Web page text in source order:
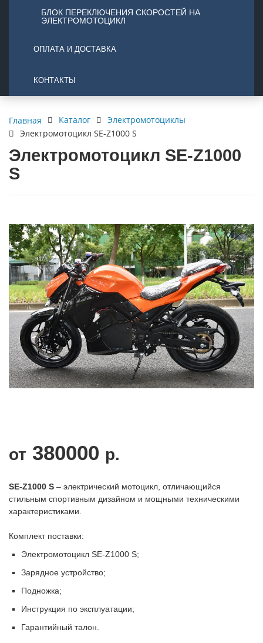
БЛОК ПЕРЕКЛЮЧЕНИЯ СКОРОСТЕЙ НА
ЭЛЕКТРОМОТОЦИКЛ
ОПЛАТА И ДОСТАВКА
КОНТАКТЫ
Главная Каталог
Электромотоциклы
Электромотоцикл SE-Z1000 S
Электромотоцикл SE-Z1000
S
от 380000 р.
SE-Z1000 S – электрический мотоцикл, отличающийся
стильным спортивным дизайном и мощными техническими
характеристиками.
Комплект поставки:
Электромотоцикл SE-Z1000 S;
Зарядное устройство;
Подножка;
Инструкция по эксплуатации;
Гарантийный талон.